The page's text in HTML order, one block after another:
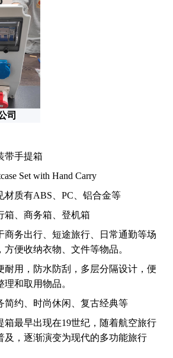
司
带手提箱
Set with Hand Carry
材质有ABS、PC、铝合金等
箱、商务箱、登机箱
商务出行、短途旅行、日常通勤等场
方便收纳衣物、文件等物品。
耐用，防水防刮，多层分隔设计，便
理和取用物品。
简约、时尚休闲、复古经典等
箱最早出现在19世纪，随着航空旅行
及，逐渐演变为现代的多功能旅行